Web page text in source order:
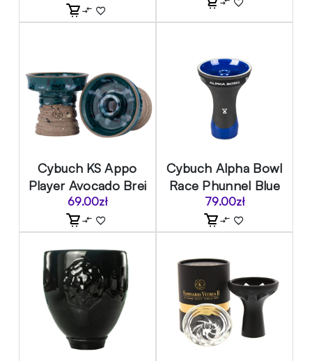
Cybuch KS Appo
Player Avocado Brei
69.00zł
Cybuch Alpha Bowl
Race Phunnel Blue
79.00zł